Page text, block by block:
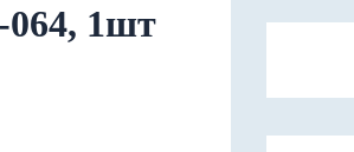
064, 1шт